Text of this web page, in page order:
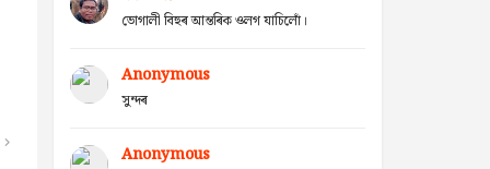
ভোগালী বিহুৰ আন্তৰিক ওলগ যাচিলোঁ।
Anonymous
সুন্দৰ
Anonymous